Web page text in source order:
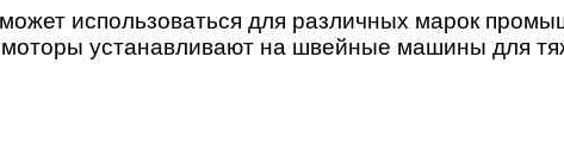
использоваться для различных марок
устанавливают на швейные машины для